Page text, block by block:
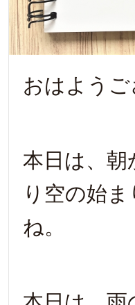
おはようご
本日は、朝
り空の始
ね。